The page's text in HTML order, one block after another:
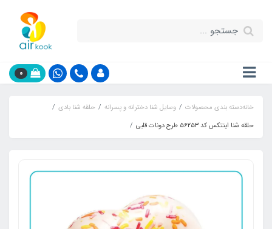
0
خانهدسته بندی محصولات وسایل شنا دخترانه و پسرانه
حلقه شنا بادی
حلقه شنا اینتکس کد ۵۶۲۵۳ طرح دونات قلبی